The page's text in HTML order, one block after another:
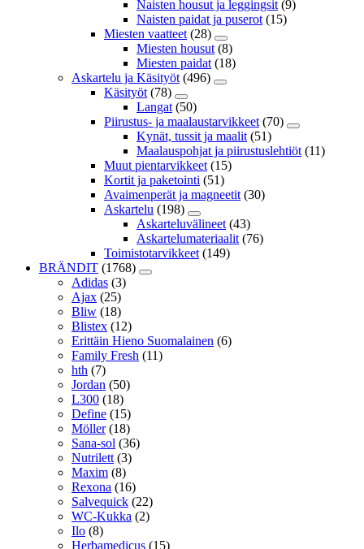
Naisten housut ja leggingsit (9)
Naisten paidat ja puserot (15)
Miesten vaatteet (28)
Miesten housut (8)
Miesten paidat (18)
Askartelu ja Käsityöt (496)
Käsityöt (78)
Langat (50)
Piirustus- ja maalaustarvikkeet (70)
Kynät, tussit ja maalit (51)
Maalauspohjat ja piirustuslehtiöt (11)
Muut pientarvikkeet (15)
Kortit ja paketointi (51)
Avaimenperät ja magneetit (30)
Askartelu (198)
Askarteluvälineet (43)
Askartelumateriaalit (76)
Toimistotarvikkeet (149)
BRÄNDIT (1768)
Adidas (3)
Ajax (25)
Bliw (18)
Blistex (12)
Erittäin Hieno Suomalainen (6)
Family Fresh (11)
hth (7)
Jordan (50)
L300 (18)
Define (15)
Möller (18)
Sana-sol (36)
Nutrilett (3)
Maxim (8)
Rexona (16)
Salvequick (22)
WC-Kukka (2)
Ilo (8)
Herbamedicus (15)